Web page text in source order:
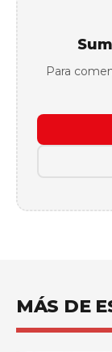
Para
MÁS DE